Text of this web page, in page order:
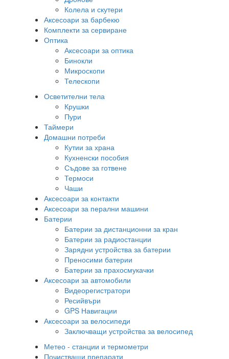
Колела и скутери
Аксесоари за барбекю
Комплекти за сервиране
Оптика
Аксесоари за оптика
Бинокли
Микроскопи
Телескопи
Осветителни тела
Крушки
Пури
Таймери
Домашни потреби
Кутии за храна
Кухненски пособия
Съдове за готвене
Термоси
Чаши
Аксесоари за контакти
Аксесоари за перални машини
Батерии
Батерии за дистанционни за кран
Батерии за радиостанции
Зарядни устройства за батерии
Преносими батерии
Батерии за прахосмукачки
Аксесоари за автомобили
Видеорегистратори
Ресийвъри
GPS Навигации
Аксесоари за велосипеди
Заключващи устройства за велосипед
Метео - станции и термометри
Почистващи препарати